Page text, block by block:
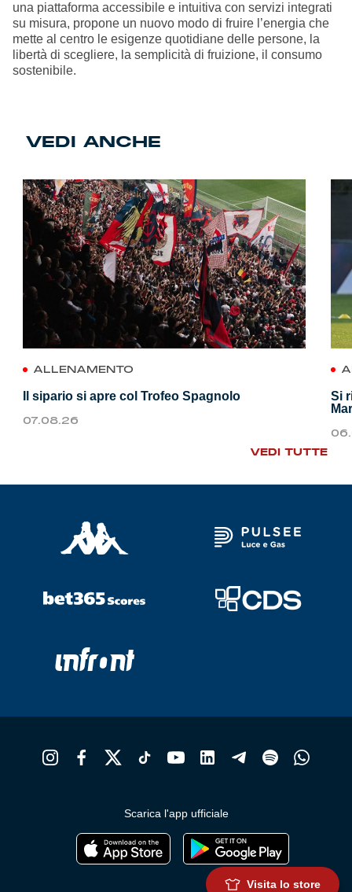
una piattaforma accessibile e intuitiva con servizi integrati
su misura, propone un nuovo modo di fruire l’energia che
mette al centro le esigenze quotidiane delle persone, la
libertà di scegliere, la semplicità di fruizione, il consumo
sostenibile.
VEDI ANCHE
ALLENAMENTO
Il sipario si apre col Trofeo Spagnolo
07.08.26
Si
VEDI TUTTE
Scarica l'app ufficiale
Visita lo store